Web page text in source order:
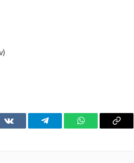
VKontakteTelegram WhatsAppCopy